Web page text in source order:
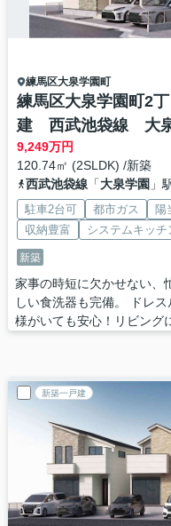
練馬区大泉学園町
練馬区大泉学園町2
建 西武池袋線 大
9,249万円
120.74㎡ (2SLDK) /新築
西武池袋線「大泉学園 」
駐車2台可 都市ガス 陽
収納豊富
システムキッチ
新築
家事の時短に欠かせない、
しい食洗器も完備。 ドレ
様がいても安心！リビング
新築一戸建